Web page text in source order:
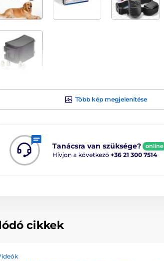
Több kép megjelenítése
Tanácsra van szüksége? online
Hívjon a következő +36 21 300 7514
cikkek